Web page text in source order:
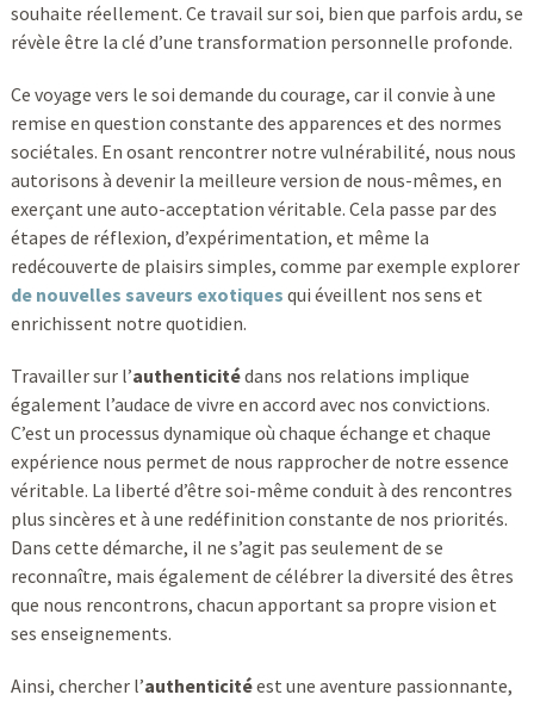
souhaite réellement. Ce travail sur soi, bien que parfois ardu, se
révèle être la clé d’une transformation personnelle profonde.
Ce voyage vers le soi demande du courage, car il convie à une
remise en question constante des apparences et des normes
sociétales. En osant rencontrer notre vulnérabilité, nous nous
autorisons à devenir la meilleure version de nous-mêmes, en
exerçant une auto-acceptation véritable. Cela passe par des
étapes de réflexion, d’expérimentation, et même la
redécouverte de plaisirs simples, comme par exemple explorer
de nouvelles saveurs exotiques qui éveillent nos sens et
enrichissent notre quotidien.
Travailler sur l’authenticitédans nos relations implique
également l’audace de vivre en accord avec nos convictions.
C’est un processus dynamique où chaque échange et chaque
expérience nous permet de nous rapprocher de notre essence
véritable. La liberté d’être soi-même conduit à des rencontres
plus sincères et à une redéfinition constante de nos priorités.
Dans cette démarche, il ne s’agit pas seulement de se
reconnaître, mais également de célébrer la diversité des êtres
que nous rencontrons, chacun apportant sa propre vision et
ses enseignements.
Ainsi, chercher l’authenticitéest une aventure passionnante,